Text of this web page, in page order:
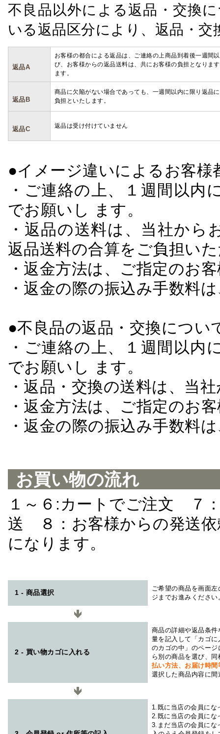
不良品以外による返品・交換
いる返品区分により、返品・
返品A
お客様の都合による返品は、ご連絡の上商品到着後一週間
び、お客様からの返品送料は、共にお客様の負担となりま
ます。
返品B
商品に欠陥がない場合であっても、一週間以内に限り返品
負担といたします。
返品C 返品は受け付けていません
●イメージ違いによるお客
・ご連絡の上、１週間以
でお願いし ます。
・返品の送料は、当社か
返品送料の合算をご負担い
・返金方法は、ご指定のお
・返金の際の振込み手数料
●不良品の返品・交換につい
・ご連絡の上、１週間以
でお願いし ます。
・返品・交換の送料は、当
・返金方法は、ご指定のお
・返金の際の振込み手数料
お買い物の流れ
１～６:カートでご注文 ７
送 ８：お客様からの発送
になります。
1 - 商品選択
ご希望の商品を画面
ジまでお進みください
2 - 買い物カゴに入れる
商品の詳細や返品条
量を記入して「カゴ
のカゴの中」のペー
ら別の商品を選び、
払い方法、お届け時
選択した商品内容に
1.既に当店の会員にな
2.既に当店の会員にな
3.まだ当店の会員にな